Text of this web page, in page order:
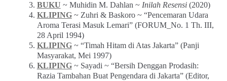
BUKU ~ Muhidin M. Dahlan ~ Inilah Resensi(2020)
KLIPING~ Zuhri & Baskoro ~ “Pencemaran Udara
Aroma Terasi Masuk Lemari” (FORUM_No. 1 Th. III,
28 April 1994)
KLIPING~ “Timah Hitam di Atas Jakarta” (Panji
Masyarakat, Mei 1997)
KLIPING~ Sayadi ~ “Bersih Denggan Prodasih:
Razia Tambahan Buat Pengendara di Jakarta” (Editor,